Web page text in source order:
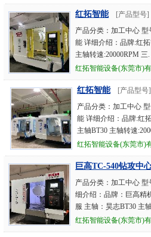
红拓智能
[产品型号]
产品分类：加工中心
能 详细介绍：品牌:红
主轴转速:20000RPM 三.
红拓智能设备(东莞市)
红拓智能
[产品型号
产品分类：加工中心
能 详细介绍：品牌:红
主轴BT30 主轴转速
红拓智能设备(东莞市)
巨高TC-540钻攻中
产品分类：加工中心
细介绍：品牌：巨高精
服 主轴：昊志BT30 主
红拓智能设备(东莞市)